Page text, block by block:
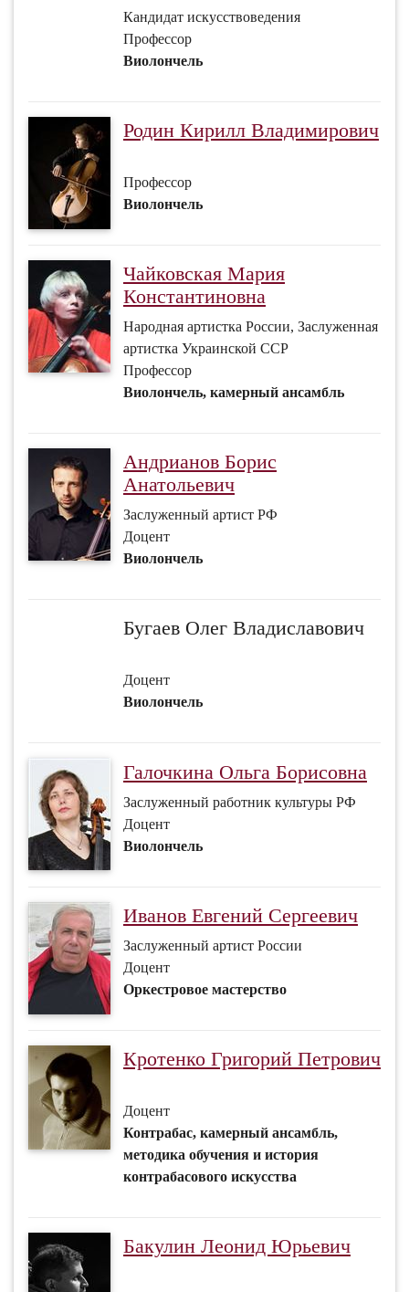
Кандидат искусствоведения
Профессор
Виолончель
Родин Кирилл Владимирович
Профессор
Виолончель
Чайковская Мария
Константиновна
Народная артистка России, Заслуженная
артистка Украинской ССР
Профессор
Виолончель, камерный ансамбль
Андрианов Борис
Анатольевич
Заслуженный артист РФ
Доцент
Виолончель
Бугаев Олег Владиславович
Доцент
Виолончель
Галочкина Ольга Борисовна
Заслуженный работник культуры РФ
Доцент
Виолончель
Иванов Евгений Сергеевич
Заслуженный артист России
Доцент
Оркестровое мастерство
Кротенко Григорий Петрович
Доцент
Контрабас, камерный ансамбль,
методика обучения и история
контрабасового искусства
Бакулин Леонид Юрьевич